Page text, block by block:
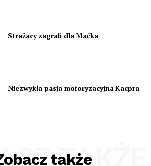
Strażacy zagrali dla Maćka
Niezwykła pasja motoryzacyjna Kacpra
także
TAKŻE